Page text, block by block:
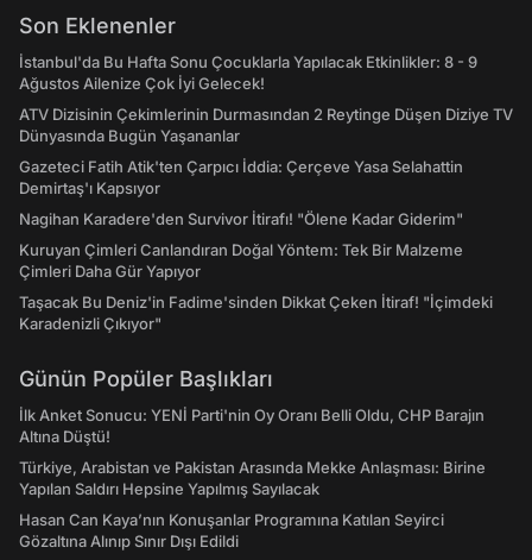
Son Eklenenler
İstanbul'da Bu Hafta Sonu Çocuklarla Yapılacak Etkinlikler: 8 - 9
Ağustos Ailenize Çok İyi Gelecek!
ATV Dizisinin Çekimlerinin Durmasından 2 Reytinge Düşen Diziye TV
Dünyasında Bugün Yaşananlar
Gazeteci Fatih Atik'ten Çarpıcı İddia: Çerçeve Yasa Selahattin
Demirtaş'ı Kapsıyor
Nagihan Karadere'den Survivor İtirafı! "Ölene Kadar Giderim"
Kuruyan Çimleri Canlandıran Doğal Yöntem: Tek Bir Malzeme
Çimleri Daha Gür Yapıyor
Taşacak Bu Deniz'in Fadime'sinden Dikkat Çeken İtiraf! "İçimdeki
Karadenizli Çıkıyor"
Günün Popüler Başlıkları
İlk Anket Sonucu: YENİ Parti'nin Oy Oranı Belli Oldu, CHP Barajın
Altına Düştü!
Türkiye, Arabistan ve Pakistan Arasında Mekke Anlaşması: Birine
Yapılan Saldırı Hepsine Yapılmış Sayılacak
Hasan Can Kaya’nın Konuşanlar Programına Katılan Seyirci
Gözaltına Alınıp Sınır Dışı Edildi